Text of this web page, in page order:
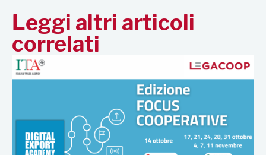
Leggi altri articoli
correlati